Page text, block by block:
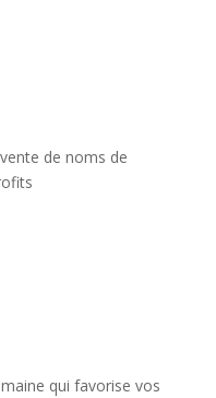
de noms de
qui favorise vos